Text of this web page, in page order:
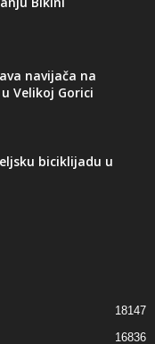
navijača na
Velikoj Gorici
biciklijadu u
18147
16836